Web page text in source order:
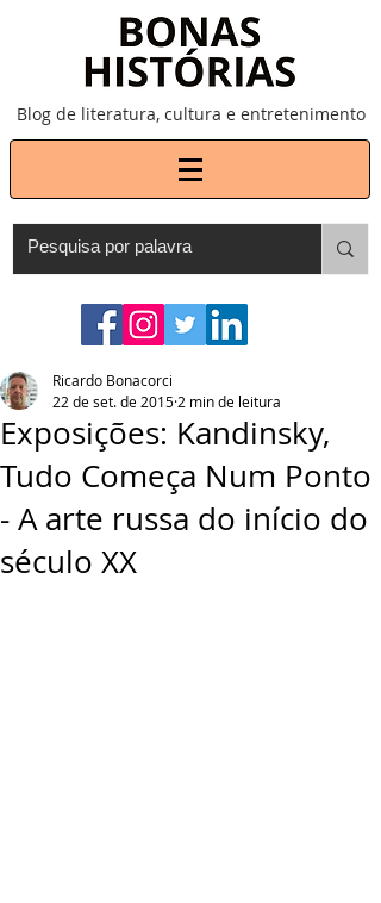
Blog de literatura, cultura e entretenimento
Exposições: Kandinsky,
Tudo Começa Num Ponto
- A arte russa do início do
século XX
Ricardo Bonacorci
22 de set. de 2015 2 min de leitura